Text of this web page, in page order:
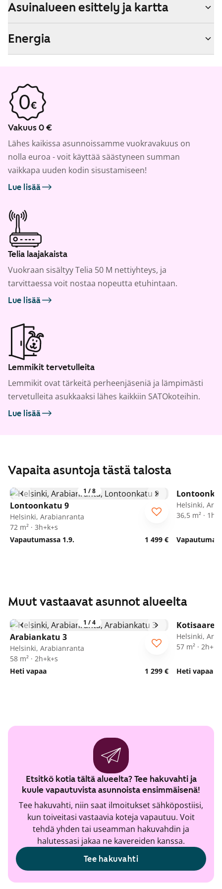
Asuinalueen esittely ja kartta
Energia
Vakuus 0 €
Lähes kaikissa asunnoissamme vuokravakuus on
nolla euroa - voit käyttää säästyneen summan
vaikkapa uuden kodin sisustamiseen!
Lue lisää
Telia laajakaista
Vuokraan sisältyy Telia 50 M nettiyhteys, ja
tarvittaessa voit nostaa nopeutta etuhintaan.
Lue lisää
Lemmikit tervetulleita
Lemmikit ovat tärkeitä perheenjäseniä ja lämpimästi
tervetulleita asukkaaksi lähes kaikkiin SATOkoteihin.
Lue lisää
Vapaita asuntoja tästä talosta
1 /8
Lontoonkatu 9
Helsinki, Arabianranta
72 m² · 3h+k+s
Vapautumassa 1.9.
1 499 €
Helsinki,
36,5 m² ·
Muut vastaavat asunnot alueelta
1 /4
Arabiankatu 3
Helsinki, Arabianranta
58 m² · 2h+k+s
Heti vapaa
1 299 €
Helsinki,
57 m² · 2h+kt
Heti vapaa
Etsitkö kotia tältä alueelta? Tee hakuvahti ja
kuule vapautuvista asunnoista ensimmäisenä!
Tee hakuvahti, niin saat ilmoitukset sähköpostiisi,
kun toiveitasi vastaavia koteja vapautuu. Voit
tehdä yhden tai useamman hakuvahdin ja
halutessasi jakaa ne kavereiden kanssa.
Tee hakuvahti